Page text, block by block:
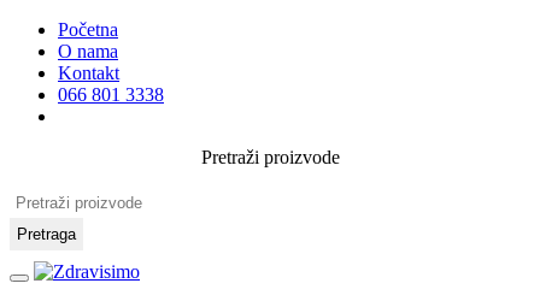
Početna
O nama
Kontakt
066 801 3338
Pretraži proizvode
Pretraga